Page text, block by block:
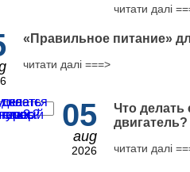
читати далі
​«Правильное питание»
читати далі ===>
05
aug
2026
Что делать
читати далі